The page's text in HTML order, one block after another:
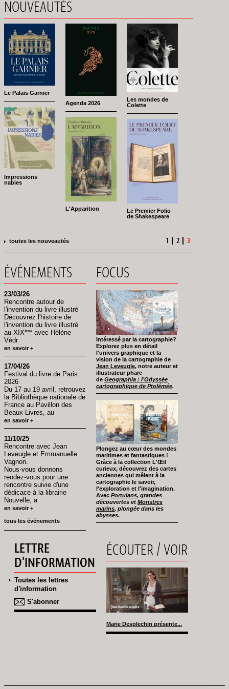
NOUVEAUTÉS
Le Palais Garnier
Impressions
nabies
Agenda 2026
L'Apparition
Les mondes de
Colette
Le Premier Folio
de Shakespeare
toutes les nouveautés
Pagination
Page
1 Page
2 Page
3
ÉVÉNEMENTS
23/03/26
Rencontre autour de
l'invention du livre illustré
Découvrez l'histoire de
l'invention du livre illustré
au XIXème avec Hélène
Védr
en savoir +
17/04/26
Festival du livre de Paris
2026
Du 17 au 19 avril, retrouvez
la Bibliothèque nationale de
France au Pavillon des
Beaux-Livres, au
en savoir +
11/10/25
Rencontre avec Jean
Leveugle et Emmanuelle
Vagnon.
Nous-vous donnons
rendez-vous pour une
rencontre suivie d'une
dédicace à la librairie
Nouvelle, a
en savoir +
tous les événements
FOCUS
Intéressé par la cartographie?
Explorez plus en détail
l'univers graphique et la
vision de la cartographie de
Jean Leveugle, notre auteur et
illustrateur phare
de Geographia : l’Odyssée
cartographique de Ptolémée.
Plongez au cœur des mondes
maritimes et fantastiques !
Grâce à la collection L'Œil
curieux, découvrez des cartes
anciennes qui mêlent à la
cartographie le savoir,
l'exploration et l'imagination.
Avec Portulans, grandes
découvertes et Monstres
marins, plongée dans les
abysses.
LETTRE
D'INFORMATION
Toutes les lettres
d'information
S'abonner
ÉCOUTER / VOIR
Marie Desplechin présente...